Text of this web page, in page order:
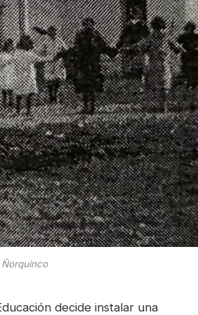
decide instalar una